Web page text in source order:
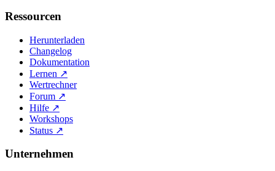
Ressourcen
Herunterladen
Changelog
Dokumentation
Lernen ↗
Wertrechner
Forum ↗
Hilfe ↗
Workshops
Status ↗
Unternehmen